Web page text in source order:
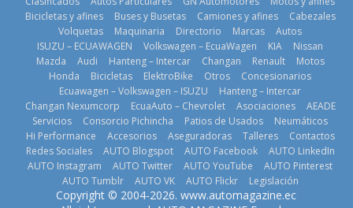
Bosch y
prueban flota
que usa
gasolina 100%
renovable
25 de julio de
2026
recorre 7
provincias en 8
días
1 de agosto de
2026
La FEDAK
vehículo si
permanece
varios días sin
usar?
3 de agosto de
2026
Bicicletas y afines
Buses y Busetas Camiones y afines
Cabezales
Volquetas
Maquinaria Directorio Marcas
Autos
ISUZU – ECUAWAGEN
Volkswagen – EcuaWagen KIA
Nissan
Mazda
Audi Hanteng – Intercar Changan Renault
Motos
Honda
Bicicletas ElektroBike Otros
Concesionarios
Ecuawagen – Volkswagen – ISUZU
Hanteng – Intercar
Changan Nexumcorp
EcuaAuto – Chevrolet Asociaciones
AEADE
Servicios
Consorcio Pichincha Patios de Usados
Neumáticos
Hi Performance
Accesorios Aseguradoras Talleres
Contactos
Redes Sociales
AUTO Blogspot AUTO Facebook
AUTO LinkedIn
AUTO Instagram
AUTO Twitter AUTO YouTube
AUTO Pinterest
AUTO Tumblr
AUTO VK AUTO Flickr Legislación
Copyright © 2004-2026. www.automagazine.ec